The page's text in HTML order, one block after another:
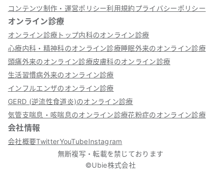
コンテンツ制作・運営ポリシー利用規約プライバシーポリシー
オンライン診療
オンライン診療トップ内科のオンライン診療
心療内科・精神科のオンライン診療睡眠外来のオンライン診療
頭痛外来のオンライン診療皮膚科のオンライン診療
生活習慣病外来のオンライン診療
インフルエンザのオンライン診療
GERD (逆流性食道炎)のオンライン診療
気管支喘息・咳喘息のオンライン診療花粉症のオンライン診療
会社情報
会社概要TwitterYouTubeInstagram
無断複写・転載を禁じております
©Ubie株式会社